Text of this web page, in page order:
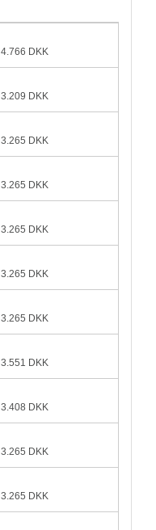
4.766 DKK
3.209 DKK
3.265 DKK
3.265 DKK
3.265 DKK
3.265 DKK
3.265 DKK
3.551 DKK
3.408 DKK
3.265 DKK
3.265 DKK